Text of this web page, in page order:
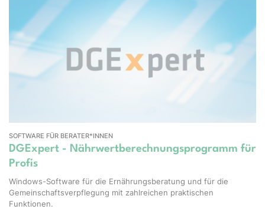
SOFTWARE FÜR BERATER*INNEN
DGExpert - Nährwertberechnungsprogramm für
Profis
Windows-Software für die Ernährungsberatung und für die
Gemeinschaftsverpflegung mit zahlreichen praktischen
Funktionen.